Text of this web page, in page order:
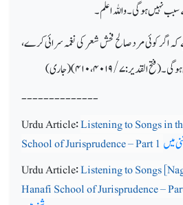
نہیں ہوگی۔ واللہ اعلم۔
کہ اگر کوئی مرد صالح فحش شعر کی نغمہ سرائی کرے،
(فتح القدیر:۷/ ۴۰۱۹ ،۴۱۰) (جاری)
--------------
Urdu Article:Listening to Songs in
School of Jurisprudence – Part 1 میں
Urdu Article:Listening to Songs
Hanafi School of Jurisprudence –